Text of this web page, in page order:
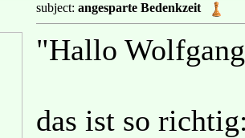
subject: angesparte Bedenkzeit
"Hallo
das ist so